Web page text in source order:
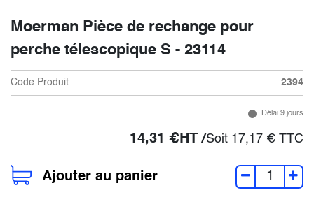
Moerman Pièce de rechange pour
perche télescopique S - 23114
Code Produit 2394
Délai 9 jours
14,31 €HT /Soit 17,17 € TTC
Ajouter au panier